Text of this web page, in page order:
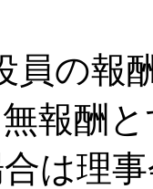
の報
報酬と
は理